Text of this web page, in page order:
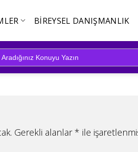
BIREYSEL DANIŞMANLIK
Gerekli alanlar * ile